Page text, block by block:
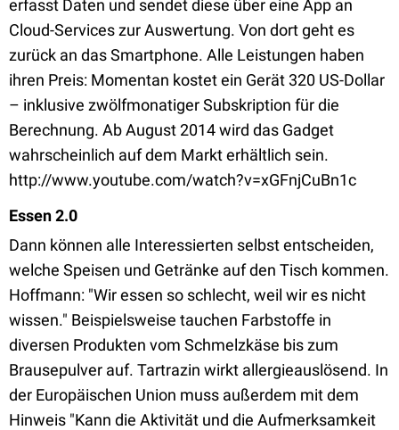
erfasst Daten und sendet diese über eine App an
Cloud-Services zur Auswertung. Von dort geht es
zurück an das Smartphone. Alle Leistungen haben
ihren Preis: Momentan kostet ein Gerät 320 US-Dollar
– inklusive zwölfmonatiger Subskription für die
Berechnung. Ab August 2014 wird das Gadget
wahrscheinlich auf dem Markt erhältlich sein.
http://www.youtube.com/watch?v=xGFnjCuBn1c
Essen 2.0
Dann können alle Interessierten selbst entscheiden,
welche Speisen und Getränke auf den Tisch kommen.
Hoffmann: "Wir essen so schlecht, weil wir es nicht
wissen." Beispielsweise tauchen Farbstoffe in
diversen Produkten vom Schmelzkäse bis zum
Brausepulver auf. Tartrazin wirkt allergieauslösend. In
der Europäischen Union muss außerdem mit dem
Hinweis "Kann die Aktivität und die Aufmerksamkeit